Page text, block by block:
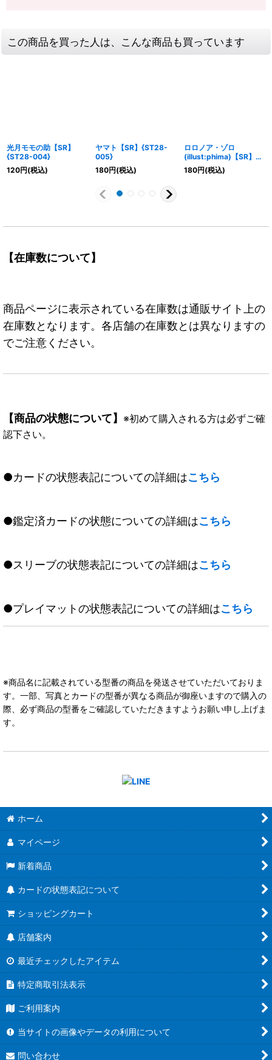
この商品を買った人は、こんな商品も買っています
光月モモの助【SR】
{ST28-004}
120円(税込)
ヤマト【SR】{ST28-
005}
180円(税込)
ロロノア・ゾロ
(illust:phima)【SR】
{OP01-025}
180円(税込)
【在庫数について】
商品ページに表示されている在庫数は通販サイト上の
在庫数となります。各店舗の在庫数とは異なりますの
でご注意ください。
【商品の状態について】 ※初めて購入される方は必ずご確
認下さい。
●カードの状態表記についての詳細はこちら
●鑑定済カードの状態についての詳細はこちら
●スリーブの状態表記についての詳細はこちら
●プレイマットの状態表記についての詳細はこちら
※商品名に記載されている型番の商品を発送させていただいておりま
す。一部、写真とカードの型番が異なる商品が御座いますので購入の
際、必ず商品の型番をご確認していただきますようお願い申し上げま
す。
ホーム
マイページ
新着商品
カードの状態表記について
ショッピングカート
店舗案内
最近チェックしたアイテム
特定商取引法表示
ご利用案内
当サイトの画像やデータの利用について
問い合わせ